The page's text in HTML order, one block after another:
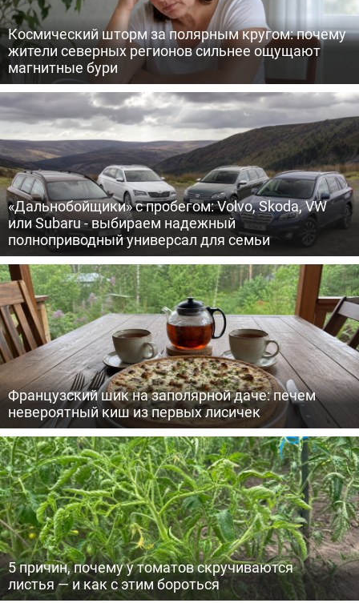
Космический шторм за полярным кругом: почему
жители северных регионов сильнее ощущают
магнитные бури
«Дальнобойщики» с пробегом: Volvo, Skoda, VW
или Subaru - выбираем надежный
полноприводный универсал для семьи
Французский шик на заполярной даче: печем
невероятный киш из первых лисичек
5 причин, почему у томатов скручиваются
листья — и как с этим бороться